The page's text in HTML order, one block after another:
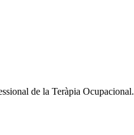
de la Teràpia Ocupacional.